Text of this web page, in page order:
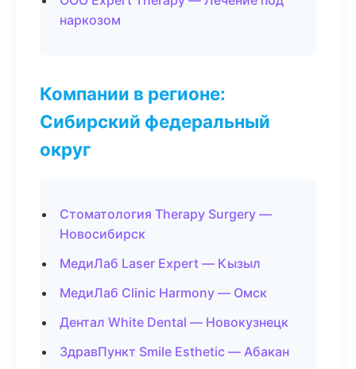
наркозом
Компании в регионе:
Сибирский федеральный
округ
Стоматология Therapy Surgery —
Новосибирск
МедиЛаб Laser Expert — Кызыл
МедиЛаб Clinic Harmony — Омск
Дентал White Dental — Новокузнецк
ЗдравПункт Smile Esthetic — Абакан